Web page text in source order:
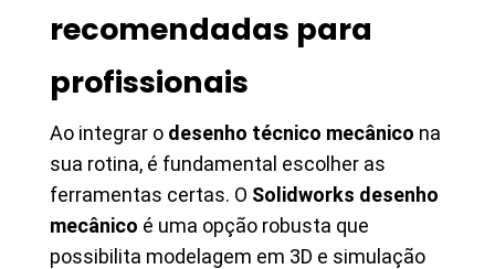
recomendadas para
profissionais
Ao integrar o desenho técnico mecânico na
sua rotina, é fundamental escolher as
ferramentas certas. O Solidworks desenho
mecânico é uma opção robusta que
possibilita modelagem em 3D e simulação